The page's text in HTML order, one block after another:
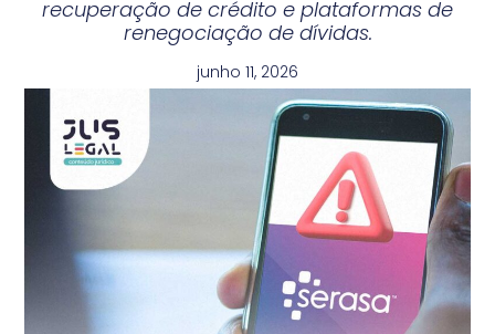
recuperação de crédito e plataformas de
renegociação de dívidas.
junho 11, 2026